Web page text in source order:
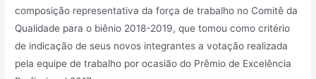
composição representativa da força de trabalho no Comitê da
Qualidade para o biênio 2018-2019, que tomou como critério
de indicação de seus novos integrantes a votação realizada
pela equipe de trabalho por ocasião do Prêmio de Excelência